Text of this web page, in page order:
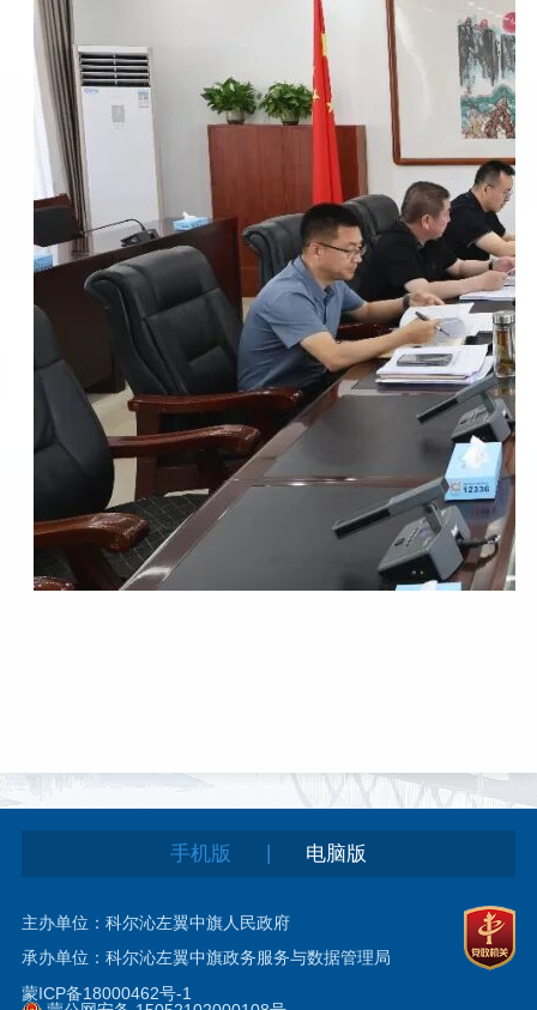
手机版 电脑版
主办单位：科尔沁左翼中旗人民政府
承办单位：科尔沁左翼中旗政务服务与数据管理局
蒙ICP备18000462号-1